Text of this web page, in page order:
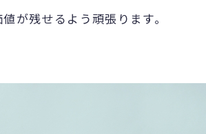
が残せるよう頑張ります。